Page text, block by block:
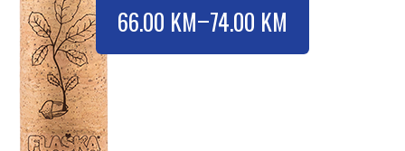
66.00 KM–74.00 KM